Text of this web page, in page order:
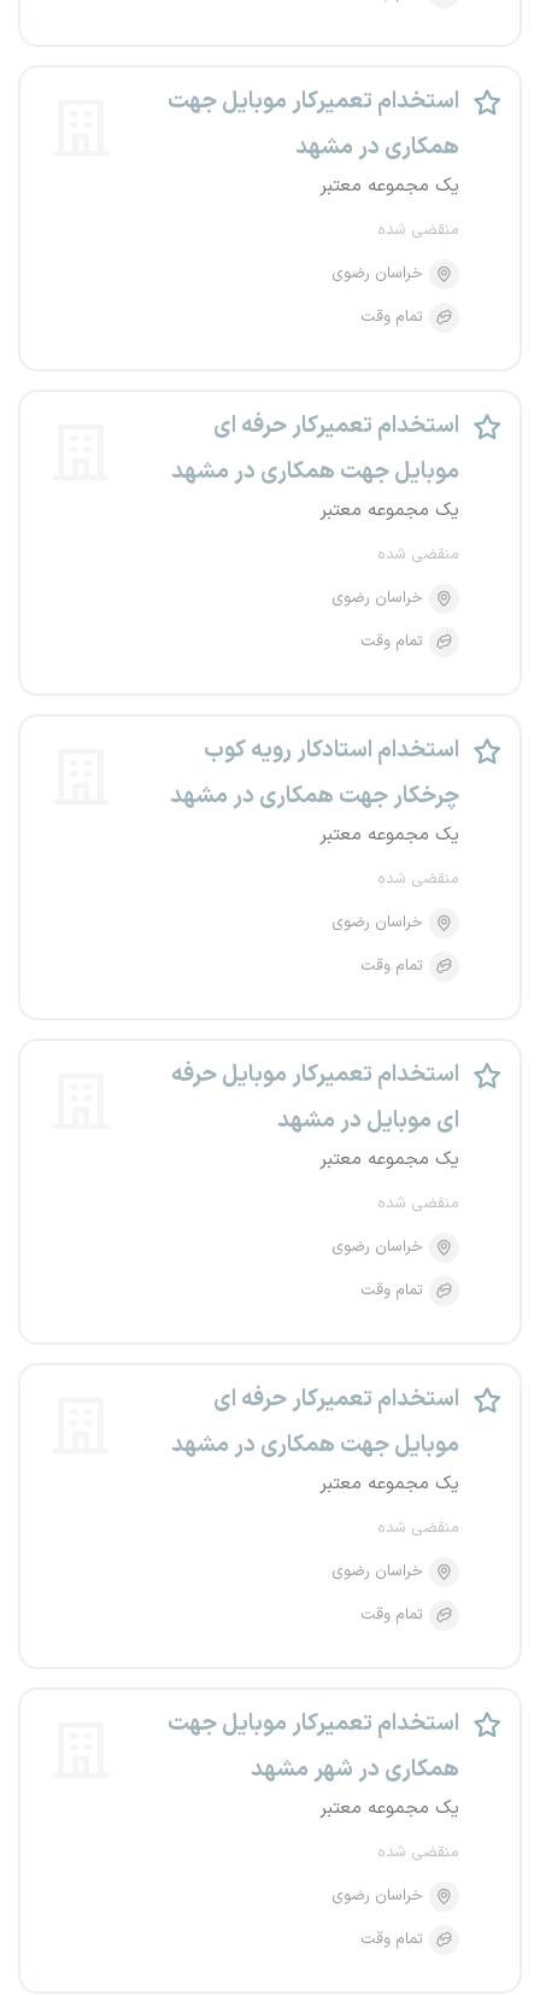
استخدام تعمیرکار موبایل جهت
همکاری در مشهد
یک مجموعه معتبر
منقضی شده
خراسان رضوی
تمام وقت
استخدام تعمیرکار حرفه ای
موبایل جهت همکاری در مشهد
یک مجموعه معتبر
منقضی شده
خراسان رضوی
تمام وقت
استخدام استادکار رویه کوب
چرخکار جهت همکاری در مشهد
یک مجموعه معتبر
منقضی شده
خراسان رضوی
تمام وقت
استخدام تعمیرکار موبایل حرفه
ای موبایل در مشهد
یک مجموعه معتبر
منقضی شده
خراسان رضوی
تمام وقت
استخدام تعمیرکار حرفه ای
موبایل جهت همکاری در مشهد
یک مجموعه معتبر
منقضی شده
خراسان رضوی
تمام وقت
استخدام تعمیرکار موبایل جهت
همکاری در شهر مشهد
یک مجموعه معتبر
منقضی شده
خراسان رضوی
تمام وقت